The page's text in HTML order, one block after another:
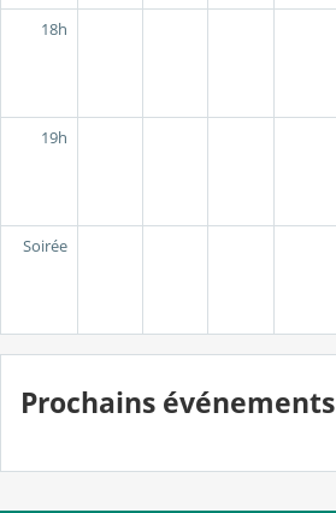
18h
19h
Soirée
Prochains événements